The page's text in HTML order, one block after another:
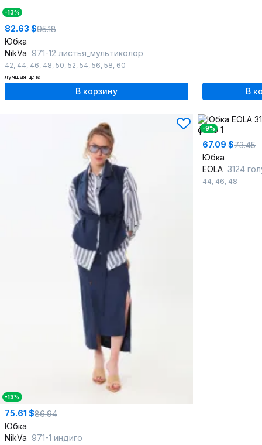
-13%
82.63 $95.18
Юбка
NikVa 971-12 листья_мультиколор
42, 44, 46, 48, 50, 52, 54, 56, 58, 60
лучшая цена
В корзину В
-13%
75.61 $86.94
Юбка
NikVa 971-1 индиго
-9%
67.09 $73.45
Юбка
EOLA 3124
44, 46, 48